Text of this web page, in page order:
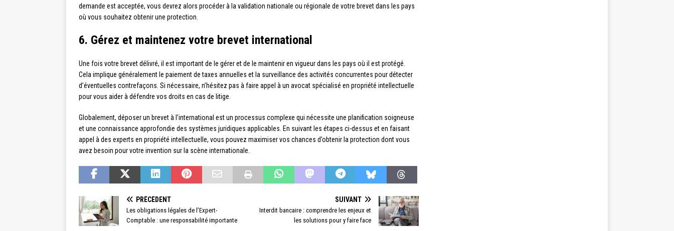
demande est acceptée, vous devrez alors procéder à la validation nationale ou régionale de votre brevet dans les pays
où vous souhaitez obtenir une protection.
6. Gérez et maintenez votre brevet international
Une fois votre brevet délivré, il est important de le gérer et de le maintenir en vigueur dans les pays où il est protégé.
Cela implique généralement le paiement de taxes annuelles et la surveillance des activités concurrentes pour détecter
d’éventuelles contrefaçons. Si nécessaire, n’hésitez pas à faire appel à un avocat spécialisé en propriété intellectuelle
pour vous aider à défendre vos droits en cas de litige.
Globalement, déposer un brevet à l’international est un processus complexe qui nécessite une planification soigneuse
et une connaissance approfondie des systèmes juridiques applicables. En suivant les étapes ci-dessus et en faisant
appel à des experts en propriété intellectuelle, vous pouvez maximiser vos chances d’obtenir la protection dont vous
avez besoin pour votre invention sur la scène internationale.
PRÉCÉDENT
Les obligations légales de l’Expert-
Comptable : une responsabilité importante
SUIVANT
Interdit bancaire : comprendre les enjeux et
les solutions pour y faire face